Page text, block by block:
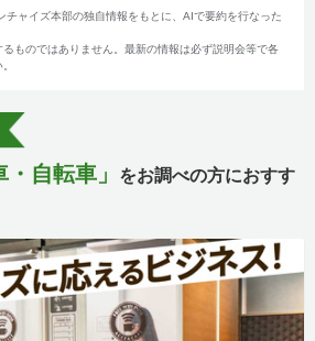
ャイズ本部の独自情報をもとに、AIで要約を行なった
ものではありません。最新の情報は必ず説明会等で各
自転車」
をお調べの方におすす